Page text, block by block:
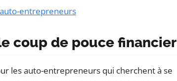
entrepreneurs
coup de pouce financier
les auto-entrepreneurs qui cherchent à se